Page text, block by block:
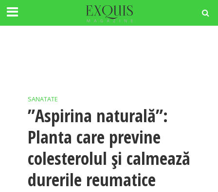
SANATATE
”Aspirina naturală”:
Planta care previne
colesterolul și calmează
durerile reumatice